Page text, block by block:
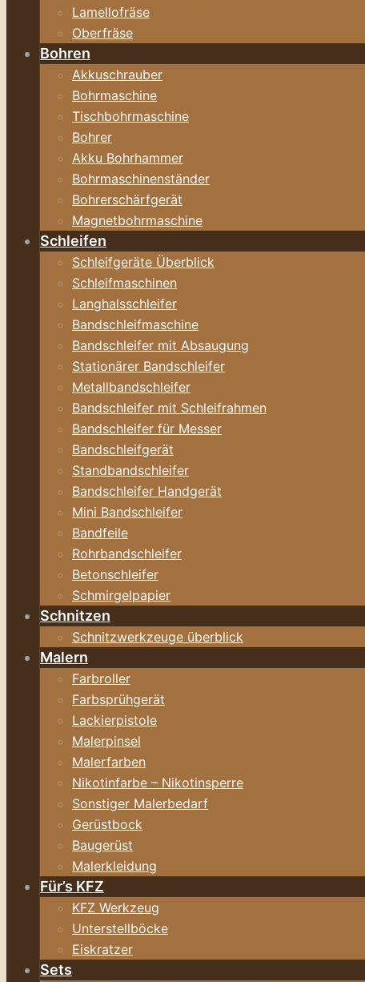
Lamellofräse
Oberfräse
Bohren
Akkuschrauber
Bohrmaschine
Tischbohrmaschine
Bohrer
Akku Bohrhammer
Bohrmaschinenständer
Bohrerschärfgerät
Magnetbohrmaschine
Schleifen
Schleifgeräte Überblick
Schleifmaschinen
Langhalsschleifer
Bandschleifmaschine
Bandschleifer mit Absaugung
Stationärer Bandschleifer
Metallbandschleifer
Bandschleifer mit Schleifrahmen
Bandschleifer für Messer
Bandschleifgerät
Standbandschleifer
Bandschleifer Handgerät
Mini Bandschleifer
Bandfeile
Rohrbandschleifer
Betonschleifer
Schmirgelpapier
Schnitzen
Schnitzwerkzeuge überblick
Malern
Farbroller
Farbsprühgerät
Lackierpistole
Malerpinsel
Malerfarben
Nikotinfarbe – Nikotinsperre
Sonstiger Malerbedarf
Gerüstbock
Baugerüst
Malerkleidung
Für’s KFZ
KFZ Werkzeug
Unterstellböcke
Eiskratzer
Sets